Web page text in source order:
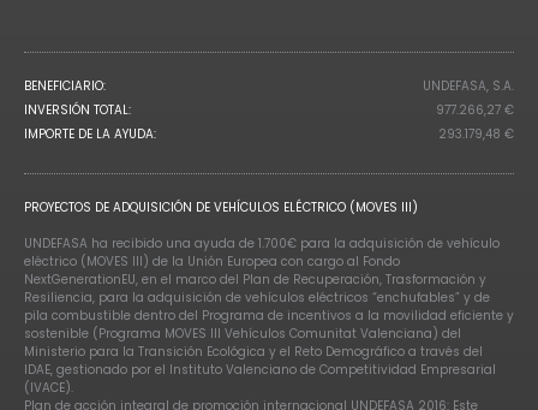
BENEFICIARIO:
UNDEFASA, S.A.
INVERSIÓN TOTAL:
977.266,27 €
IMPORTE DE LA AYUDA:
293.179,48 €
PROYECTOS DE ADQUISICIÓN DE VEHÍCULOS ELÉCTRICO (MOVES III)
UNDEFASA ha recibido una ayuda de 1.700€ para la adquisición de vehículo
eléctrico (MOVES III) de la Unión Europea con cargo al Fondo
NextGenerationEU, en el marco del Plan de Recuperación, Trasformación y
Resiliencia, para la adquisición de vehículos eléctricos “enchufables” y de
pila combustible dentro del Programa de incentivos a la movilidad eficiente y
sostenible (Programa MOVES III Vehículos Comunitat Valenciana) del
Ministerio para la Transición Ecológica y el Reto Demográfico a través del
IDAE, gestionado por el Instituto Valenciano de Competitividad Empresarial
(IVACE).
Plan de acción integral de promoción internacional UNDEFASA 2016: Este